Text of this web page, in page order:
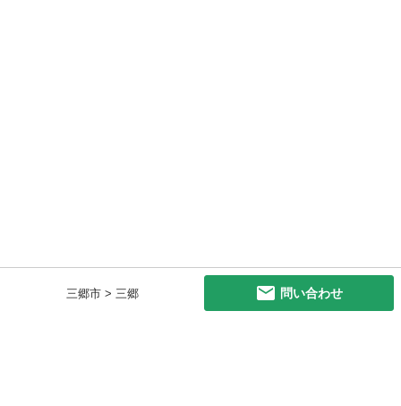
三郷市 > 三郷 問い合わせ